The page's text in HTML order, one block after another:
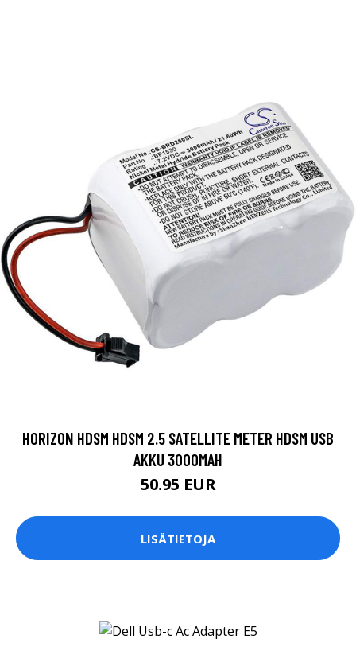
HORIZON HDSM HDSM 2.5 SATELLITE METER HDSM USB
AKKU 3000MAH
50.95 EUR
LISÄTIETOJA